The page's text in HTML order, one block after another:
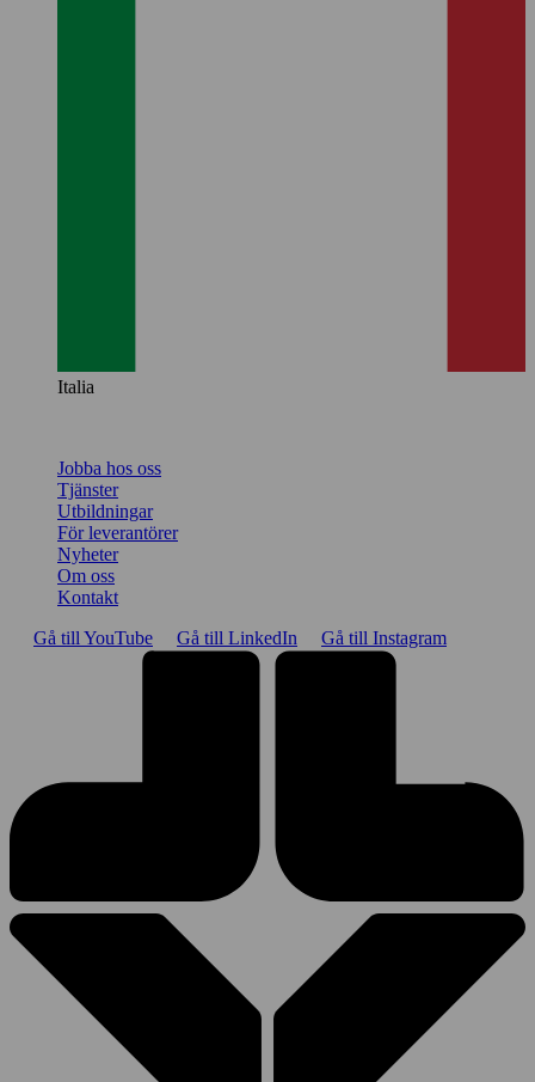
Italia
Jobba hos oss
Tjänster
Utbildningar
För leverantörer
Nyheter
Om oss
Kontakt
Gå till YouTube
Gå till LinkedIn Gå till Instagram